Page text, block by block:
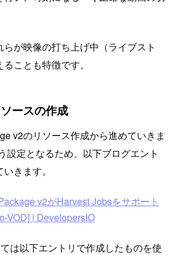
が映像の打ち上げ中（ライブスト
ことも特徴です。
ースの作成
v2のリソース作成から進めていきま
設定となるため、以下ブログエント
きます。
v2がHarvest Jobsをサポート
VOD] | DevelopersIO
は以下エントリで作成したものを使